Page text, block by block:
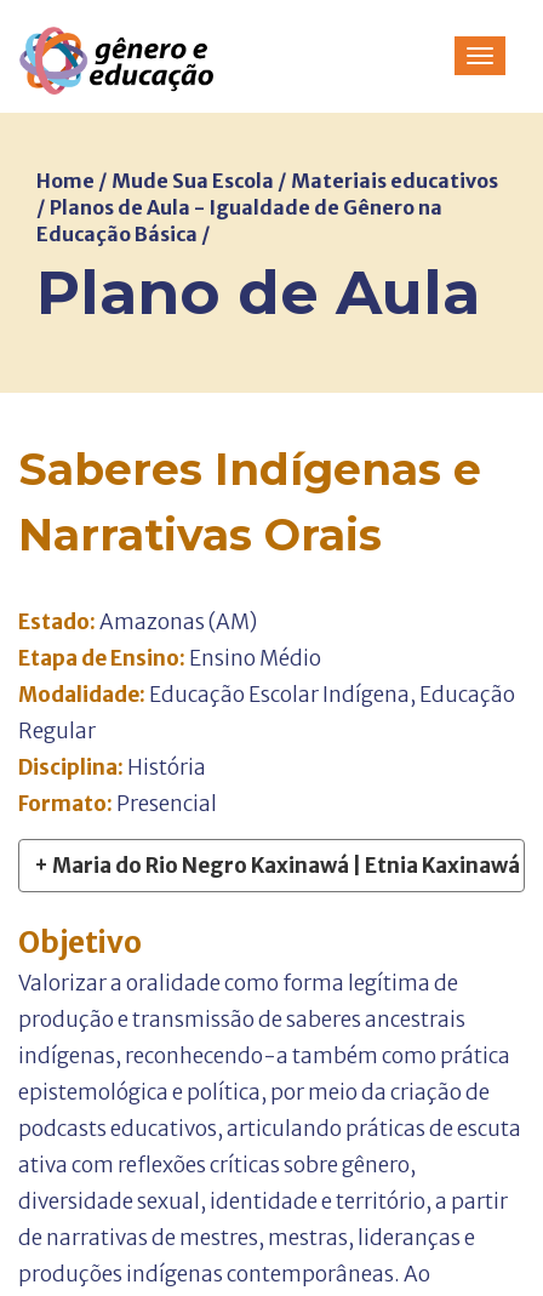
Pular
para
o
conteúdo
Home / Mude Sua Escola / Materiais educativos
/ Planos de Aula - Igualdade de Gênero na
Educação Básica /
Plano de Aula
Saberes Indígenas e
Narrativas Orais
Estado:Amazonas (AM)
Etapa de Ensino: Ensino Médio
Modalidade: Educação Escolar Indígena, Educação
Regular
Disciplina: História
Formato: Presencial
+ Maria do Rio Negro Kaxinawá | Etnia Kaxinawá
Objetivo
Valorizar a oralidade como forma legítima de
produção e transmissão de saberes ancestrais
indígenas, reconhecendo-a também como prática
epistemológica e política, por meio da criação de
podcasts educativos, articulando práticas de escuta
ativa com reflexões críticas sobre gênero,
diversidade sexual, identidade e território, a partir
de narrativas de mestres, mestras, lideranças e
produções indígenas contemporâneas. Ao